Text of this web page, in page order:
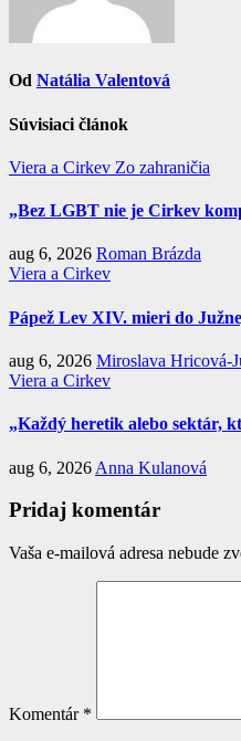
Od Natália Valentová
Súvisiaci článok
Viera a Cirkev Zo zahraničia
„Bez LGBT nie je Cirkev
aug 6, 2026 Roman Brázda
Viera a Cirkev
Pápež Lev XIV. mieri do
aug 6, 2026 Miroslava Hricová-
Viera a Cirkev
„Každý heretik alebo sektár,
aug 6, 2026 Anna Kulanová
Pridaj komentár
Vaša e-mailová adresa nebude
Komentár *